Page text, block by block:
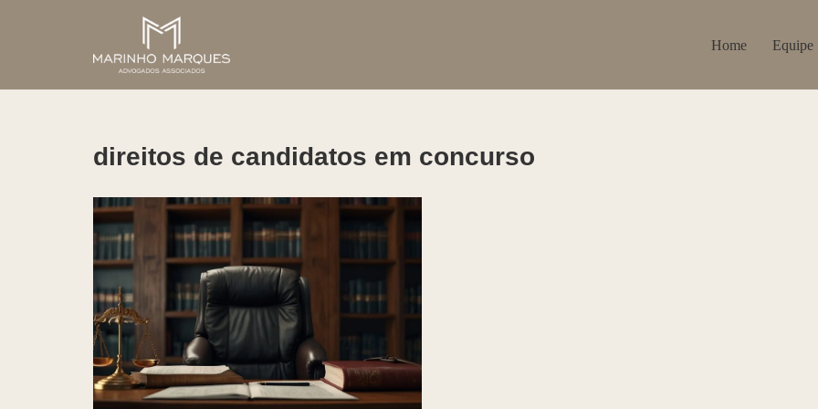
Home Equipe
direitos de candidatos em concurso